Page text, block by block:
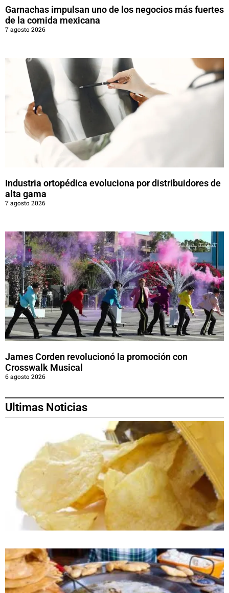
Garnachas impulsan uno de los negocios más fuertes
de la comida mexicana
7 agosto 2026
Industria ortopédica evoluciona por distribuidores de
alta gama
7 agosto 2026
James Corden revolucionó la promoción con
Crosswalk Musical
6 agosto 2026
Ultimas Noticias